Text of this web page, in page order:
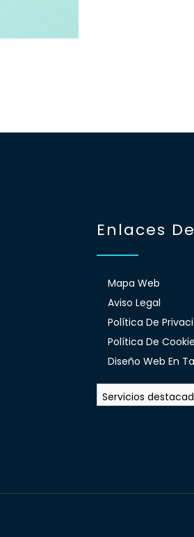
Enlaces
Mapa Web
Aviso Legal
Política De
Política De
Diseño Web En